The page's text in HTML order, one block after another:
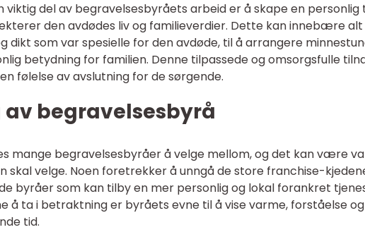
viktig del av begravelsesbyråets arbeid er å skape en
den avdødes liv og familieverdier. Dette kan innebære
dikt som var spesielle for den avdøde, til å arrangere
betydning for familien. Denne tilpassede og omsorgsfulle
følelse av avslutning for de sørgende.
av begravelsesbyrå
mange begravelsesbyråer å velge mellom, og det kan være
skal velge. Noen foretrekker å unngå de store franchise-
byråer som kan tilby en mer personlig og lokal forankret
å ta i betraktning er byråets evne til å vise varme, forståelse
tid.